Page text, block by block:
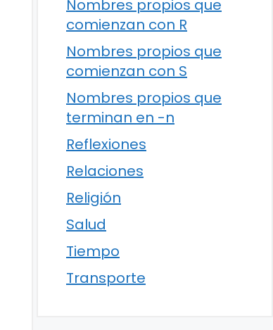
Nombres propios que
comienzan con R
Nombres propios que
comienzan con S
Nombres propios que
terminan en -n
Reflexiones
Relaciones
Religión
Salud
Tiempo
Transporte